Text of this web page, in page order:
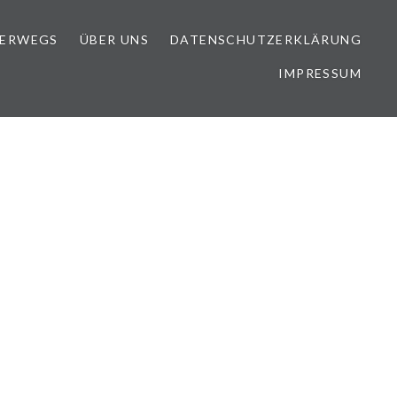
ÜBER UNS DATENSCHUTZERKLÄRUNG
IMPRESSUM